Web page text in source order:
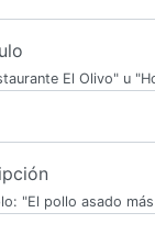
El Olivo" u
"El pollo asado